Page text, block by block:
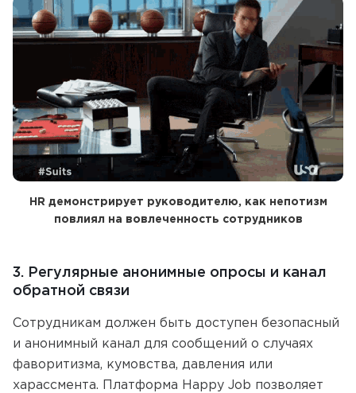
HR демонстрирует руководителю, как непотизм
повлиял на вовлеченность сотрудников
3. Регулярные анонимные опросы и канал
обратной связи
Сотрудникам должен быть доступен безопасный
и анонимный канал для сообщений о случаях
фаворитизма, кумовства, давления или
харассмента. Платформа Happy Job позволяет